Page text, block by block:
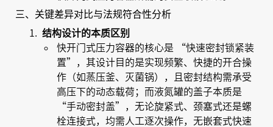
三、关键差异对比与法规符合性分析
结构设计的本质区别
快开门式压力容器的核心是 “快速密封锁紧装
置”，其设计目的是实现频繁、快捷的开合操
作（如蒸压釜、灭菌锅），且密封结构需承受
高压下的动态载荷；而液氮罐的盖子本质是
“手动密封盖”，无论旋紧式、颈塞式还是螺
栓连接式，均需人工逐次操作，无嵌套式快速